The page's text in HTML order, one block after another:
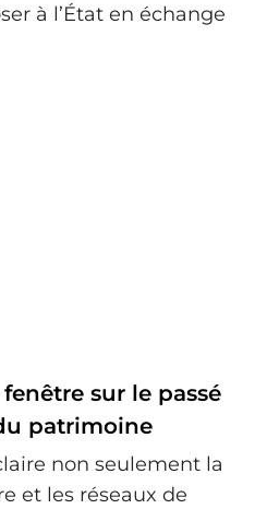
à l’État en échange
sur le passé
patrimoine
non seulement la
et les réseaux de